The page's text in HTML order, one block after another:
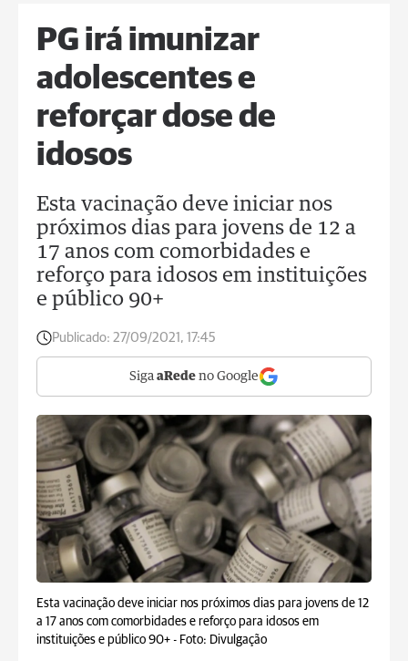
PG irá imunizar
adolescentes e
reforçar dose de
idosos
Esta vacinação deve iniciar nos
próximos dias para jovens de 12 a
17 anos com comorbidades e
reforço para idosos em instituições
e público 90+
Publicado: 27/09/2021, 17:45
Siga aRede no Google
Esta vacinação deve iniciar nos próximos dias para jovens de 12
a 17 anos com comorbidades e reforço para idosos em
instituições e público 90+ - Foto: Divulgação